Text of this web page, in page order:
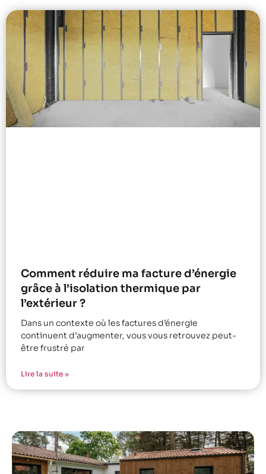
Comment réduire ma facture d’énergie
grâce à l’isolation thermique par
l’extérieur ?
Dans un contexte où les factures d’énergie
continuent d’augmenter, vous vous retrouvez peut-
être frustré par
Lire la suite »